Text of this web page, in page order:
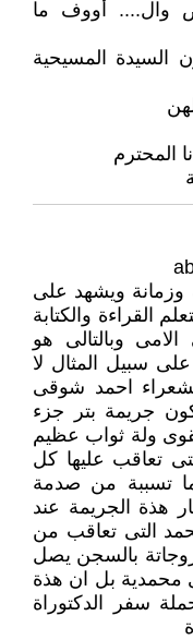
وال.... أووف ما
السيدة المسيحية
المحترم
وزمانة ويشهد على
القراءة والكتابة
وبالتالى هو
سبيل المثال لا
احمد شوقى
جريمة بتر جزء
ولة ثواب عظيم
تعاقب عليها كل
تسببة من صدمة
هذة الجريمة عند
التى تعاقب من
بالسجن يصل
محمدية بل ان هذة
سفر الدكتوراة